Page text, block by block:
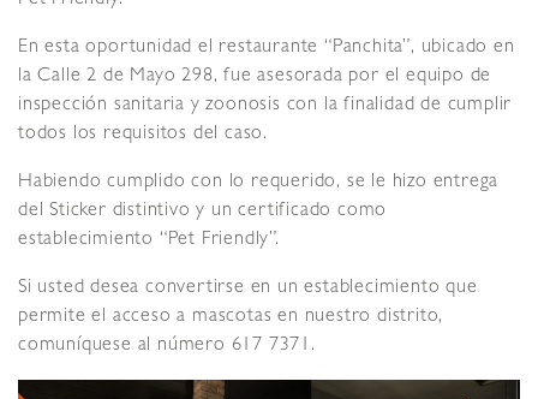
En esta oportunidad el restaurante “Panchita”, ubicado en
la Calle 2 de Mayo 298, fue asesorada por el equipo de
inspección sanitaria y zoonosis con la finalidad de cumplir
todos los requisitos del caso.
Habiendo cumplido con lo requerido, se le hizo entrega
del Sticker distintivo y un certificado como
establecimiento “Pet Friendly”.
Si usted desea convertirse en un establecimiento que
permite el acceso a mascotas en nuestro distrito,
comuníquese al número 617 7371.